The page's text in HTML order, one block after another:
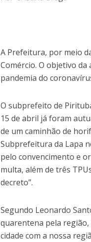
A Prefeitura, por meio
Comércio. O objetivo
pandemia do
O subprefeito de
15 de abril já foram
de um caminhão de
Subprefeitura da Lapa
pelo convencimento e
multa, além de três
decreto”.
Segundo Leonardo
quarentena pela
cidade com a nossa